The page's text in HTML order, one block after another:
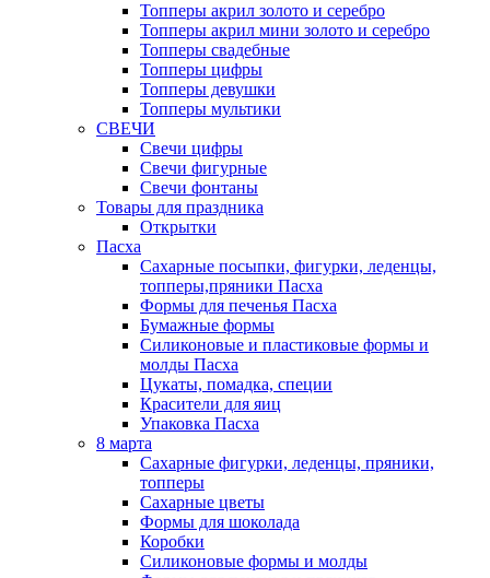
Топперы акрил золото и серебро
Топперы акрил мини золото и серебро
Топперы свадебные
Топперы цифры
Топперы девушки
Топперы мультики
СВЕЧИ
Свечи цифры
Свечи фигурные
Свечи фонтаны
Товары для праздника
Открытки
Пасха
Сахарные посыпки, фигурки, леденцы,
топперы,пряники Пасха
Формы для печенья Пасха
Бумажные формы
Силиконовые и пластиковые формы и
молды Пасха
Цукаты, помадка, специи
Красители для яиц
Упаковка Пасха
8 марта
Сахарные фигурки, леденцы, пряники,
топперы
Сахарные цветы
Формы для шоколада
Коробки
Силиконовые формы и молды